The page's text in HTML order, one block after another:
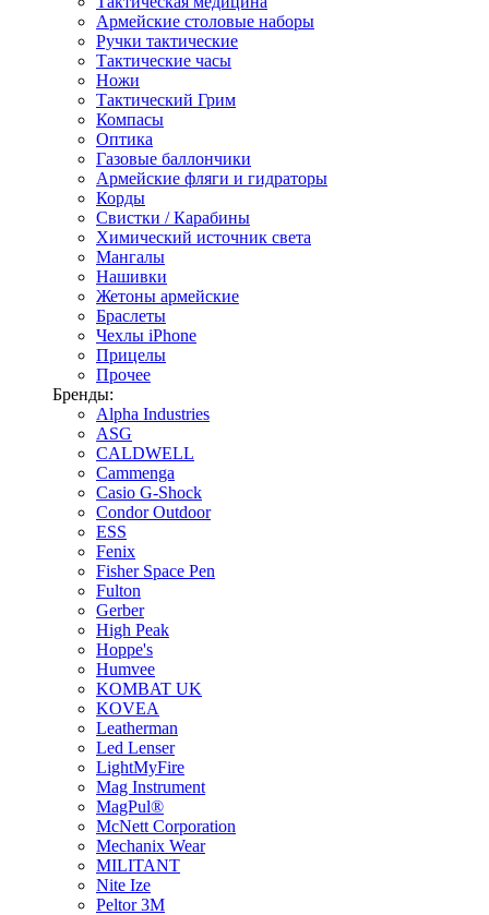
Армейские столовые наборы
Ручки тактические
Тактические часы
Ножи
Тактический Грим
Компасы
Оптика
Газовые баллончики
Армейские фляги и гидраторы
Корды
Свистки / Карабины
Химический источник света
Мангалы
Нашивки
Жетоны армейские
Браслеты
Чехлы iPhone
Прицелы
Прочее
Бренды:
Alpha Industries
ASG
CALDWELL
Cammenga
Casio G-Shock
Condor Outdoor
ESS
Fenix
Fisher Space Pen
Fulton
Gerber
High Peak
Hoppe's
Humvee
KOMBAT UK
KOVEA
Leatherman
Led Lenser
LightMyFire
Mag Instrument
MagPul®
McNett Corporation
Mechanix Wear
MILITANT
Nite Ize
Peltor 3M